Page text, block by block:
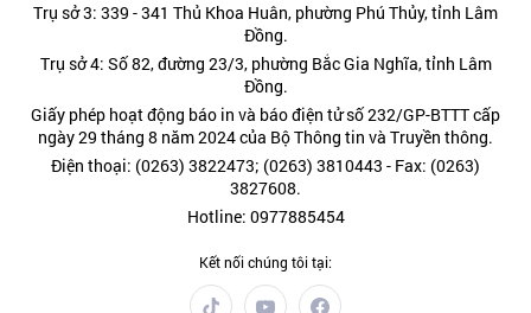
Trụ sở 3: 339 - 341 Thủ Khoa Huân, phường Phú Thủy, tỉnh Lâm
Đồng.
Trụ sở 4: Số 82, đường 23/3, phường Bắc Gia Nghĩa, tỉnh Lâm
Đồng.
Giấy phép hoạt động báo in và báo điện tử số 232/GP-BTTT cấp
ngày 29 tháng 8 năm 2024 của Bộ Thông tin và Truyền thông.
Điện thoại: (0263) 3822473; (0263) 3810443 - Fax: (0263)
3827608.
Hotline: 0977885454
Kết nối chúng tôi tại: